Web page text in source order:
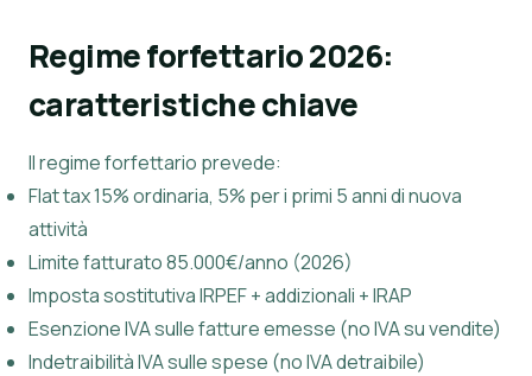
Regime forfettario 2026:
caratteristiche chiave
Il regime forfettario prevede:
Flat tax 15% ordinaria, 5% per i primi 5 anni di nuova
attività
Limite fatturato 85.000€/anno (2026)
Imposta sostitutiva IRPEF + addizionali + IRAP
Esenzione IVA sulle fatture emesse (no IVA su vendite)
Indetraibilità IVA sulle spese (no IVA detraibile)